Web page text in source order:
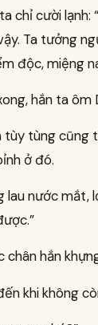
chỉ cười lạnh:
Ta tưởng
độc, miệng
hắn ta ôm
tùng cũng
ở đó.
lau nước mắt,
chân hắn
khi không